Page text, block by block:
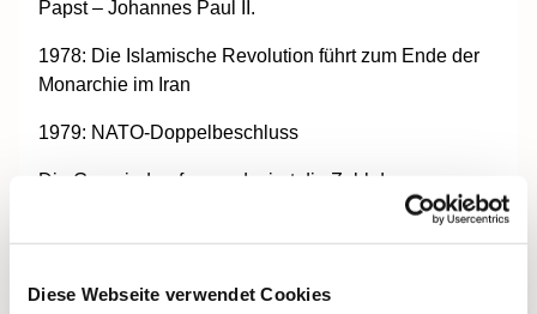
Diese Webseite verwendet Cookies
Papst – Johannes Paul II.
1978: Die Islamische Revolution führt zum Ende der
Monarchie im Iran
1979: NATO-Doppelbeschluss
Die Gemeindereform reduziert die Zahl der
Einzelgemeinden im Gebiet der Bundesrepublik